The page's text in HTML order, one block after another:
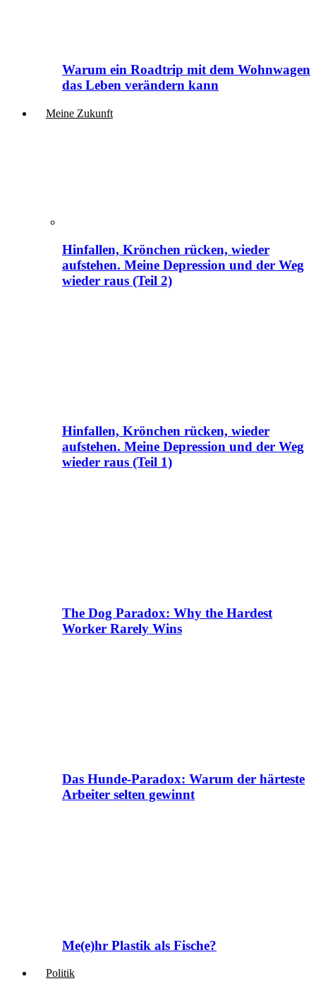
Warum ein Roadtrip mit dem Wohnwagen
das Leben verändern kann
Meine Zukunft
Hinfallen, Krönchen rücken, wieder
aufstehen. Meine Depression und der Weg
wieder raus (Teil 2)
Hinfallen, Krönchen rücken, wieder
aufstehen. Meine Depression und der Weg
wieder raus (Teil 1)
The Dog Paradox: Why the Hardest
Worker Rarely Wins
Das Hunde-Paradox: Warum der härteste
Arbeiter selten gewinnt
Me(e)hr Plastik als Fische?
Politik